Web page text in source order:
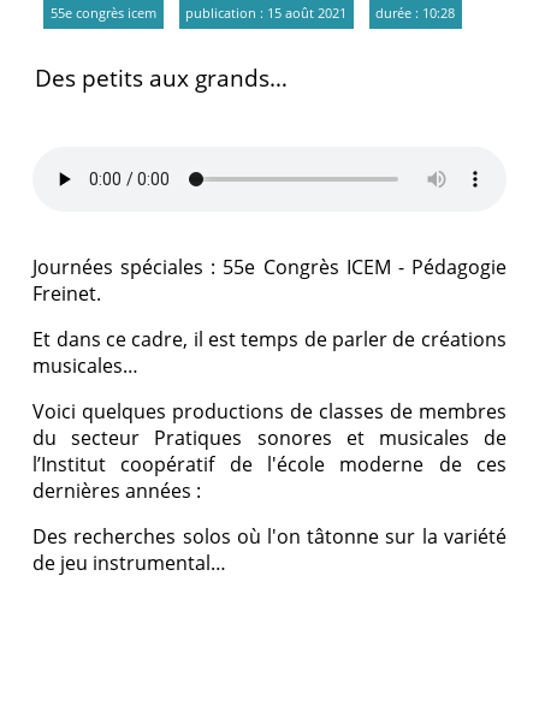
55e congrès icem publication : 15 août 2021 durée : 10:28
Des petits aux grands…
Journées spéciales : 55e Congrès ICEM - Pédagogie
Freinet.
Et dans ce cadre, il est temps de parler de créations
musicales…
Voici quelques productions de classes de membres
du secteur Pratiques sonores et musicales de
l’Institut coopératif de l'école moderne de ces
dernières années :
Des recherches solos où l'on tâtonne sur la variété
de jeu instrumental…